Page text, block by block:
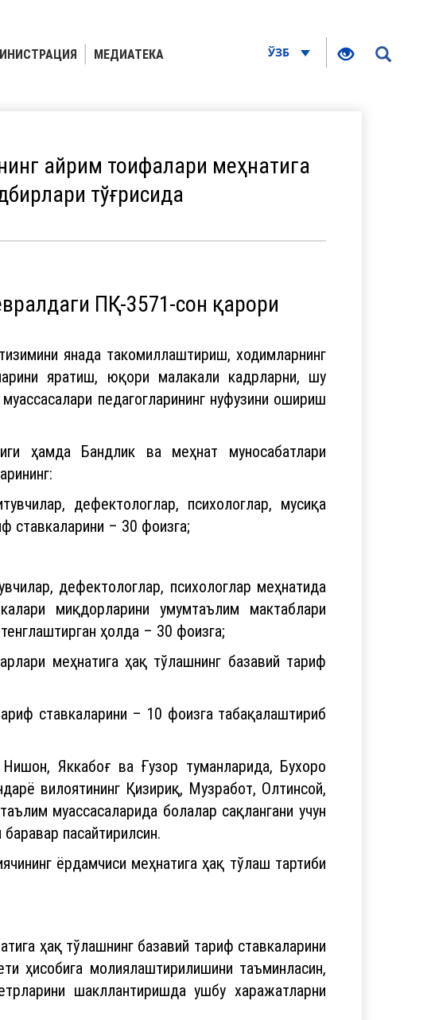
МЕДИАТЕКА
ЎЗБ
айрим тоифалари меҳнатига
тўғрисида
ПҚ-3571-сон қарори
янада такомиллаштириш, ходимларнинг
яратиш, юқори малакали кадрларни, шу
педагогларининг нуфузини ошириш
ҳамда Бандлик ва меҳнат муносабатлари
дефектологлар, психологлар, мусиқа
ставкаларини – 30 фоизга;
дефектологлар, психологлар меҳнатида
миқдорларини умумтаълим мактаблари
ҳолда – 30 фоизга;
меҳнатига ҳақ тўлашнинг базавий тариф
ставкаларини – 10 фоизга табақалаштириб
Яккабоғ ва Ғузор туманларида, Бухоро
вилоятининг Қизириқ, Музработ, Олтинсой,
муассасаларида болалар сақлангани учун
пасайтирилсин.
ёрдамчиси меҳнатига ҳақ тўлаш тартиби
ҳақ тўлашнинг базавий тариф ставкаларини
ҳисобига молиялаштирилишини таъминласин,
шакллантиришда ушбу харажатларни